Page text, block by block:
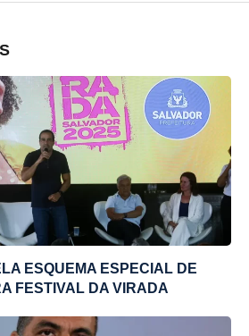
ESQUEMA ESPECIAL DE
FESTIVAL DA VIRADA